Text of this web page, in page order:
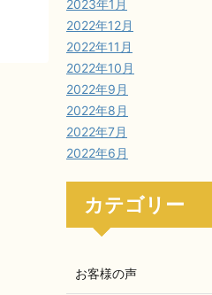
2023年1月
2022年12月
2022年11月
2022年10月
2022年9月
2022年8月
2022年7月
2022年6月
カテゴリー
お客様の声